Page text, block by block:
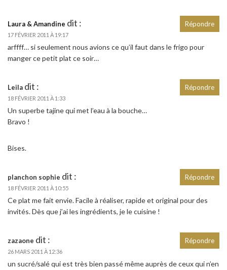
Laura & Amandine dit :
17 FÉVRIER 2011 À 19:17
arffff… si seulement nous avions ce qu’il faut dans le frigo pour
manger ce petit plat ce soir…
Répondre
Leila dit :
18 FÉVRIER 2011 À 1:33
Un superbe tajine qui met l’eau à la bouche…
Bravo !
Bises.
Répondre
planchon sophie dit :
18 FÉVRIER 2011 À 10:55
Ce plat me fait envie. Facile à réaliser, rapide et original pour des
invités. Dès que j’ai les ingrédients, je le cuisine !
Répondre
zazaone dit :
26 MARS 2011 À 12:36
un sucré/salé qui est très bien passé même auprès de ceux qui n’en
Répondre